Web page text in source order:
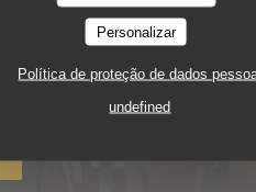
Personalizar
Política de proteção de dados
undefined